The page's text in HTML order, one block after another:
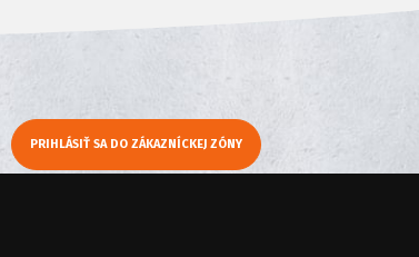
PRIHLÁSIŤ SA DO ZÁKAZNÍCKEJ ZÓNY